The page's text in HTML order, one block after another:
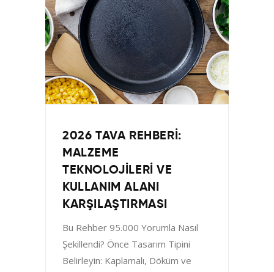
2026 TAVA REHBERI:
MALZEME
TEKNOLOJILERI VE
KULLANIM ALANI
KARŞILAŞTIRMASI
Bu Rehber 95.000 Yorumla Nasıl
Şekillendi? Önce Tasarım Tipini
Belirleyin: Kaplamalı, Döküm ve